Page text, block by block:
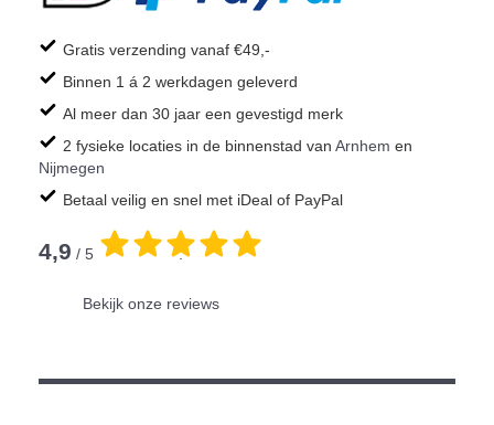
Gratis verzending vanaf €49,-
Binnen 1 á 2 werkdagen geleverd
Al meer dan 30 jaar een gevestigd merk
2 fysieke locaties in de binnenstad van Arnhem en
Nijmegen
Betaal veilig en snel met iDeal of PayPal
4,9 / 5 .
Bekijk onze reviews